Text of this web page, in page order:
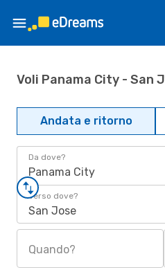
Voli Panama City - San
Andata e ritorno
Da dove?
Panama City
Verso dove?
San Jose
Quando?